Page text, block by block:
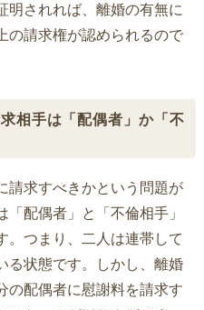
明されれば、離婚の有無に
の請求権が認められるので
相手は「配偶者」か「不
請求すべきかという問題が
配偶者」と「不倫相手」
。つまり、二人は連帯して
る状態です。しかし、離婚
の配偶者に慰謝料を請求す